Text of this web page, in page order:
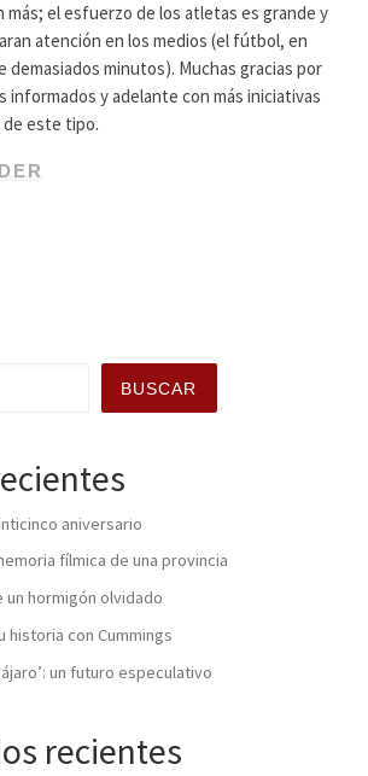
más; el esfuerzo de los atletas es grande y
atención en los medios (el fútbol, en
demasiados minutos). Muchas gracias por
informados y adelante con más iniciativas
este tipo.
BUSCAR
aniversario
fílmica de una provincia
un hormigón olvidado
historia con Cummings
un futuro especulativo
recientes